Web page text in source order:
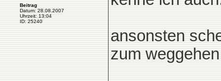
Beitrag
Datum: 28.08.2007
Uhrzeit: 13:04
ID: 25240
ansonsten
zum